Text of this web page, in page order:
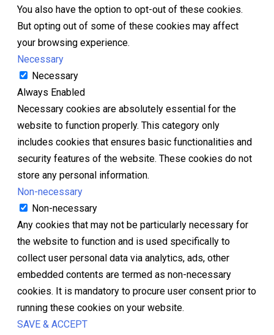
You also have the option to opt-out of these cookies.
But opting out of some of these cookies may affect
your browsing experience.
Necessary
Necessary
Always Enabled
Necessary cookies are absolutely essential for the
website to function properly. This category only
includes cookies that ensures basic functionalities and
security features of the website. These cookies do not
store any personal information.
Non-necessary
Non-necessary
Any cookies that may not be particularly necessary for
the website to function and is used specifically to
collect user personal data via analytics, ads, other
embedded contents are termed as non-necessary
cookies. It is mandatory to procure user consent prior to
running these cookies on your website.
SAVE & ACCEPT